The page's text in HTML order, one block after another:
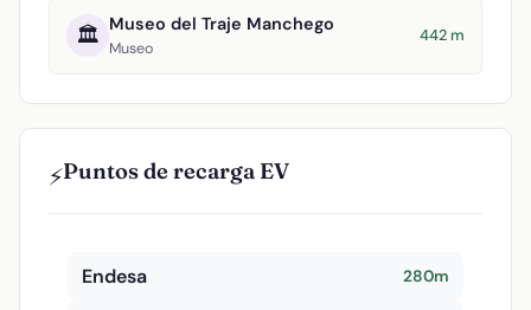
🏛️ Museo del Traje Manchego
Museo
442 m
⚡Puntos de recarga EV
Endesa 280m